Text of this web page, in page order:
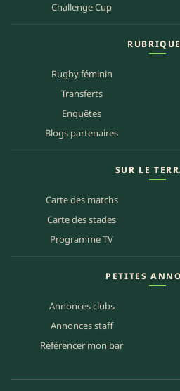
Challenge Cup
Rugby féminin
Transferts
Enquêtes
Blogs partenaires
SUR LE
Carte des matchs
Carte des stades
Programme TV
PETITES
Annonces clubs
Annonces staff
Référencer mon bar